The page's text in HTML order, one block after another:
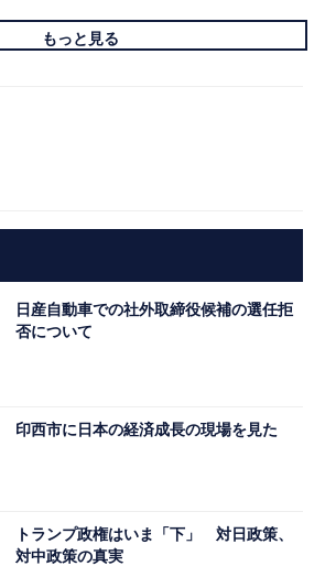
もっと見る
日産自動車での社外取締役候補の選任拒
否について
印西市に日本の経済成長の現場を見た
トランプ政権はいま「下」 対日政策、
対中政策の真実